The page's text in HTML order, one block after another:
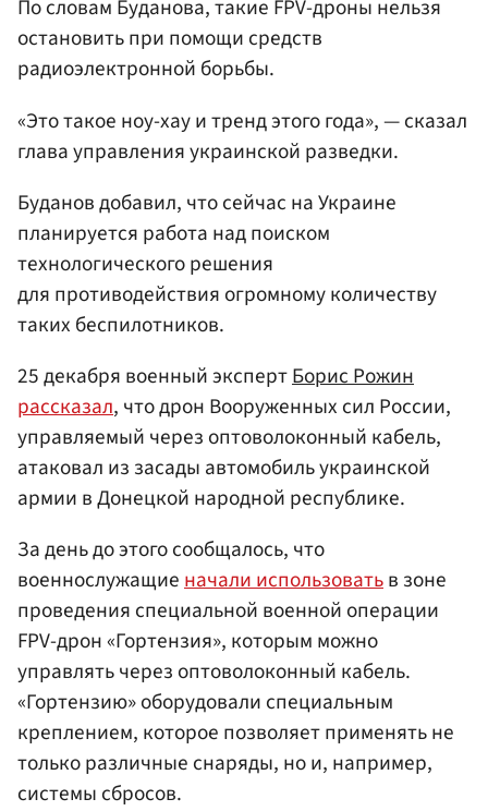
По словам Буданова, такие FPV-дроны нельзя
остановить при помощи средств
радиоэлектронной борьбы.
«Это такое ноу-хау и тренд этого года», — сказал
глава управления украинской разведки.
Буданов добавил, что сейчас на Украине
планируется работа над поиском
технологического решения
для противодействия огромному количеству
таких беспилотников.
25 декабря военный экспертБорис Рожин
рассказал, что дрон Вооруженных сил России,
управляемый через оптоволоконный кабель,
атаковал из засады автомобиль украинской
армии в Донецкой народной республике.
За день до этого сообщалось, что
военнослужащиеначали использоватьв зоне
проведения специальной военной операции
FPV-дрон «Гортензия», которым можно
управлять через оптоволоконный кабель.
«Гортензию» оборудовали специальным
креплением, которое позволяет применять не
только различные снаряды, но и, например,
системы сбросов.